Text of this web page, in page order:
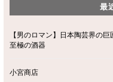
最
【男のロマン】日本陶芸界の
至極の酒器
小宮商店